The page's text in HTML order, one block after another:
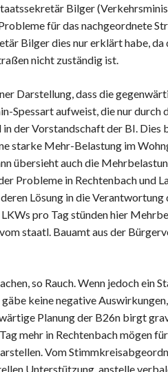
Bilger
für das nachgeordnete
Bilger dies nur erklärt habe, da
nicht zuständig ist.
Darstellung, dass die
Spessart aufweist, die nur durch
der Vorstandschaft der BI. Dies
starke Mehr-Belastung im
übersieht auch die
Probleme in Rechtenbach und
Lösung in die Verantwortung
pro Tag stünden hier
staatl. Bauamt aus der
so Rauch. Wenn jedoch ein
keine negative Auswirkungen,
Planung der B26n birgt
mehr in Rechtenbach mögen
Vom
Unterstützung, anstelle